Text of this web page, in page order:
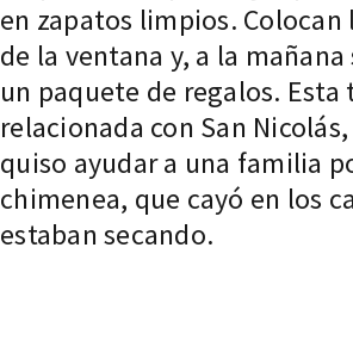
en zapatos limpios.
de la ventana y, a la
un paquete de regalos.
relacionada con San
quiso ayudar a una familia
chimenea, que cayó en los
estaban secando.